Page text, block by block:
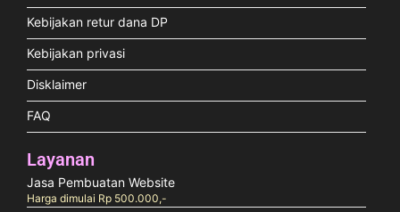
Kebijakan retur dana DP
Kebijakan privasi
Disklaimer
FAQ
Layanan
Jasa Pembuatan Website
Harga dimulai Rp 500.000,-